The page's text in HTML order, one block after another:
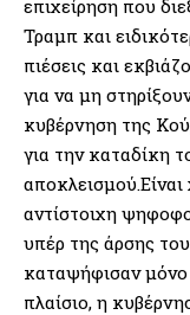
επιχείρηση που
Τραμπ και
πιέσεις και
για να μη
κυβέρνηση της
για την καταδίκη
αντίστοιχη
υπέρ της άρσης
καταψήφισαν
πλαίσιο, η